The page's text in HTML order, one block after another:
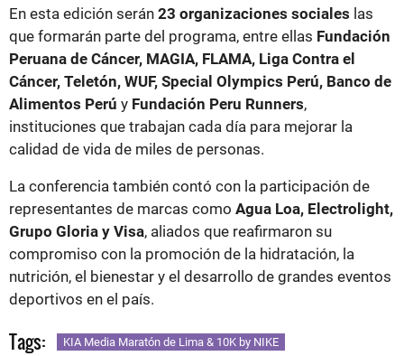
En esta edición serán 23 organizaciones sociales las
que formarán parte del programa, entre ellas Fundación
Peruana de Cáncer, MAGIA, FLAMA, Liga Contra el
Cáncer, Teletón, WUF, Special Olympics Perú, Banco de
Alimentos Perú y Fundación Peru Runners,
instituciones que trabajan cada día para mejorar la
calidad de vida de miles de personas.
La conferencia también contó con la participación de
representantes de marcas como Agua Loa, Electrolight,
Grupo Gloria y Visa, aliados que reafirmaron su
compromiso con la promoción de la hidratación, la
nutrición, el bienestar y el desarrollo de grandes eventos
deportivos en el país.
Tags: KIA Media Maratón de Lima & 10K by NIKE